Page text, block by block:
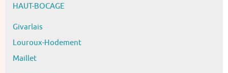
HAUT-BOCAGE
Givarlais
Louroux-Hodement
Maillet